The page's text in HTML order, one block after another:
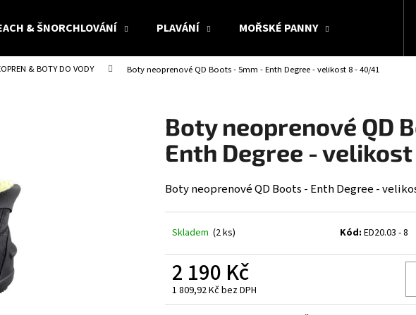
& ŠNORCHLOVÁNÍ PLAVÁNÍ MOŘSKÉ PANNY KOLEKCE
& BOTY DO VODY Boty neoprenové QD Boots - 5mm - Enth Degree - velikost 8 - 40/41
Boty neoprenové QD
Enth Degree -
Boty neoprenové QD Boots - Enth Degree -
Skladem (2 ks) Kód: ED20.03 - 8
2 190 Kč
1 809,92 Kč bez DPH
Měrná
Co potřebujete najít?
HLEDAT